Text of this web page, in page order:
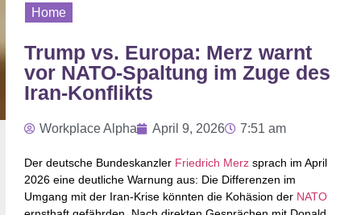
Home
Trump vs. Europa: Merz warnt
vor NATO-Spaltung im Zuge des
Iran-Konflikts
Workplace Alpha April 9, 2026 7:51 am
Der deutsche Bundeskanzler Friedrich Merz sprach im April
2026 eine deutliche Warnung aus: Die Differenzen im
Umgang mit der Iran-Krise könnten die Kohäsion der NATO